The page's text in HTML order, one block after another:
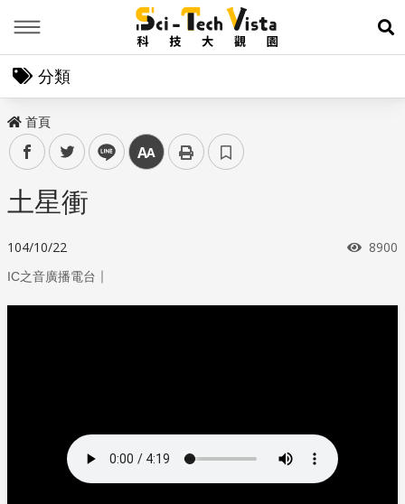
展
分類
首頁
facebooktwitter line 中
土星衝
104/10/22 瀏覽
8900
IC之音廣播電台 ｜